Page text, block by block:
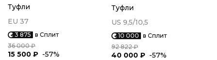
Туфли
EU 37
3 875 в Сплит
36 000 ₽
15 500 ₽ -57%
Туфли
US 9,5/10,5
10 000 в Сплит
92 822 ₽
40 000 ₽ -57%